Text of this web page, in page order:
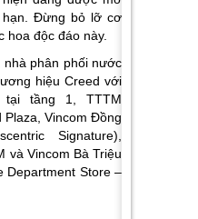
Đừng bỏ lỡ cơ
độc đáo này.
phân phối nước
hiệu Creed với
tầng 1, TTTM
Plaza, Vincom Đồng
Signature),
và Vincom Bà Triệu
Department Store –